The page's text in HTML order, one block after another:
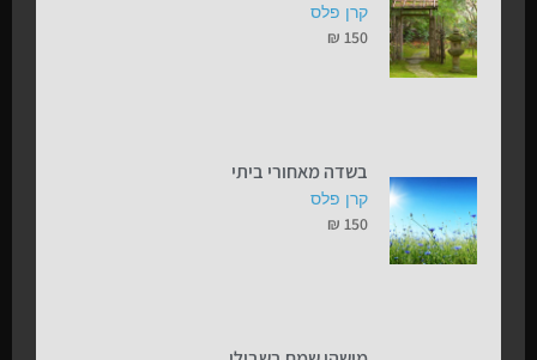
קרן פלס
₪ 150
בשדה מאחורי ביתי
קרן פלס
₪ 150